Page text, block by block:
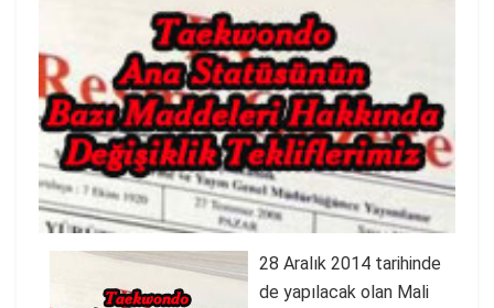
28 Aralık 2014 tarihinde
de yapılacak olan Mali